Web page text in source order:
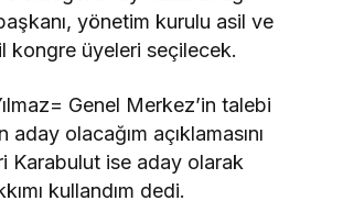
yönetim kurulu asil ve
kongre üyeleri seçilecek.
Genel Merkez’in talebi
olacağım açıklamasını
Karabulut ise aday olarak
kullandım dedi.